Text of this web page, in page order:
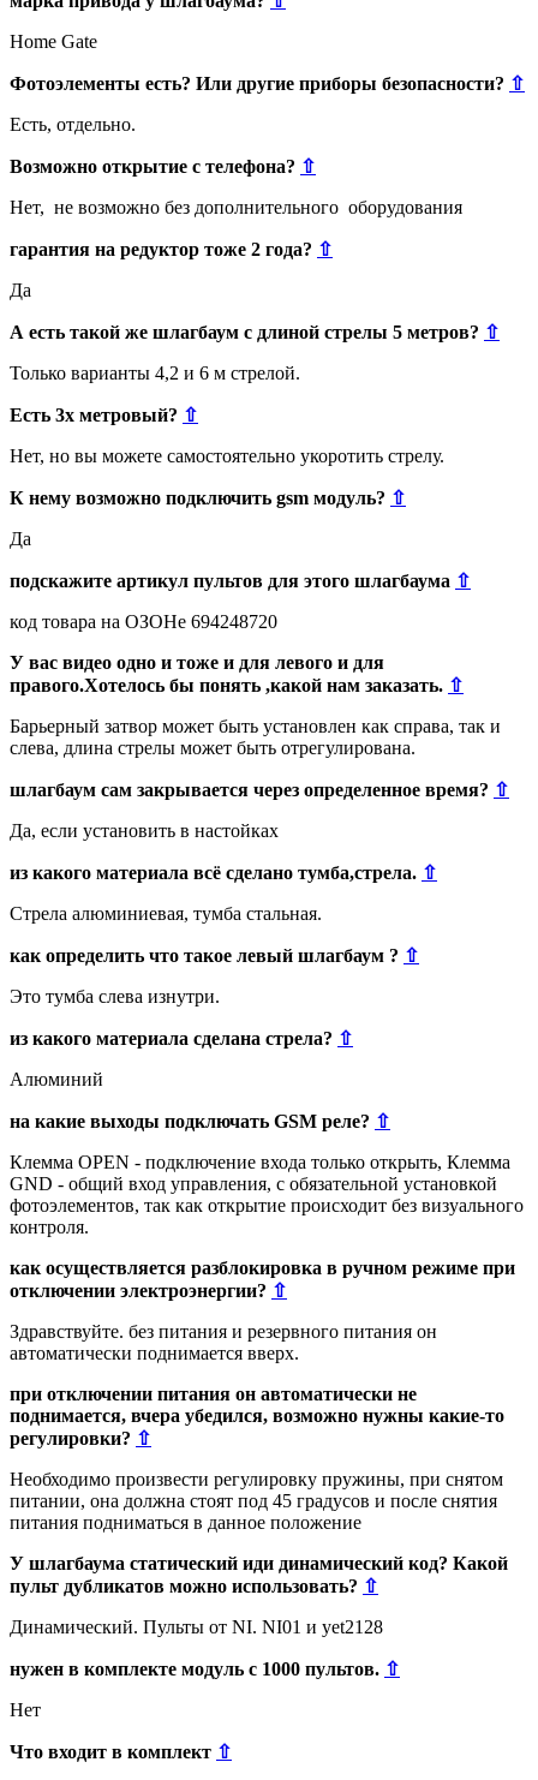
Home Gate
Фотоэлементы есть? Или другие приборы безопасности? ⇧
Есть, отдельно.
Возможно открытие с телефона? ⇧
Нет, не возможно без дополнительного оборудования
гарантия на редуктор тоже 2 года? ⇧
Да
А есть такой же шлагбаум с длиной стрелы 5 метров? ⇧
Только варианты 4,2 и 6 м стрелой.
Есть 3х метровый? ⇧
Нет, но вы можете самостоятельно укоротить стрелу.
К нему возможно подключить gsm модуль? ⇧
Да
подскажите артикул пультов для этого шлагбаума ⇧
код товара на ОЗОНе 694248720
У вас видео одно и тоже и для левого и для
правого.Хотелось бы понять ,какой нам заказать. ⇧
Барьерный затвор может быть установлен как справа, так и
слева, длина стрелы может быть отрегулирована.
шлагбаум сам закрывается через определенное время? ⇧
Да, если установить в настойках
из какого материала всё сделано тумба,стрела. ⇧
Стрела алюминиевая, тумба стальная.
как определить что такое левый шлагбаум ? ⇧
Это тумба слева изнутри.
из какого материала сделана стрела? ⇧
Алюминий
на какие выходы подключать GSM реле? ⇧
Клемма OPEN - подключение входа только открыть, Клемма
GND - общий вход управления, с обязательной установкой
фотоэлементов, так как открытие происходит без визуального
контроля.
как осуществляется разблокировка в ручном режиме при
отключении электроэнергии? ⇧
Здравствуйте. без питания и резервного питания он
автоматически поднимается вверх.
при отключении питания он автоматически не
поднимается, вчера убедился, возможно нужны какие-то
регулировки? ⇧
Необходимо произвести регулировку пружины, при снятом
питании, она должна стоят под 45 градусов и после снятия
питания подниматься в данное положение
У шлагбаума статический иди динамический код? Какой
пульт дубликатов можно использовать? ⇧
Динамический. Пульты от NI. NI01 и yet2128
нужен в комплекте модуль с 1000 пультов. ⇧
Нет
Что входит в комплект ⇧